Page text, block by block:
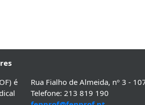
é
Rua Fialho de Almeida, nº 3 -
Telefone: 213 819 190